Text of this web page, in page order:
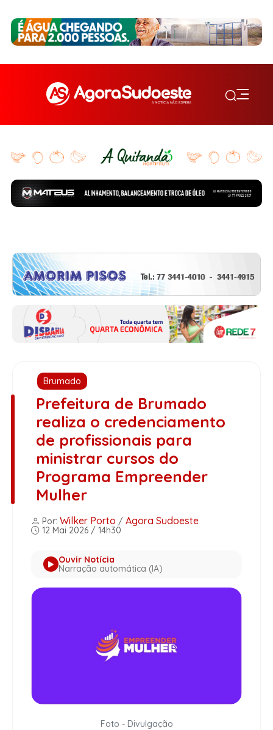
Brumado
Prefeitura de Brumado
realiza o credenciamento
de profissionais para
ministrar cursos do
Programa Empreender
Mulher
Por: Wilker Porto / Agora Sudoeste
12 Mai 2026 / 14h30
Ouvir Notícia
Narração automática (IA)
Foto - Divulgação